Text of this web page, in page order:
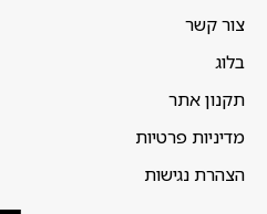
צור קשר
בלוג
תקנון אתר
מדיניות פרטיות
הצהרת נגישות